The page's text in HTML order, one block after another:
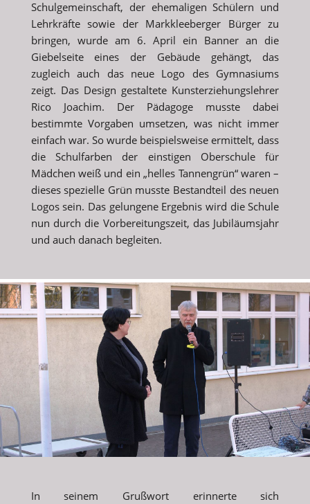
Schulgemeinschaft, der ehemaligen Schülern und
Lehrkräfte sowie der Markkleeberger Bürger zu
bringen, wurde am 6. April ein Banner an die
Giebelseite eines der Gebäude gehängt, das
zugleich auch das neue Logo des Gymnasiums
zeigt. Das Design gestaltete Kunsterziehungslehrer
Rico Joachim. Der Pädagoge musste dabei
bestimmte Vorgaben umsetzen, was nicht immer
einfach war. So wurde beispielsweise ermittelt, dass
die Schulfarben der einstigen Oberschule für
Mädchen weiß und ein „helles Tannengrün“ waren –
dieses spezielle Grün musste Bestandteil des neuen
Logos sein. Das gelungene Ergebnis wird die Schule
nun durch die Vorbereitungszeit, das Jubiläumsjahr
und auch danach begleiten.
In seinem Grußwort erinnerte sich